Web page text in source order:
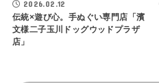
2026.02.12
伝統×遊び心。手ぬぐい専門店「濱
文様二子玉川ドッグウッドプラザ
店」